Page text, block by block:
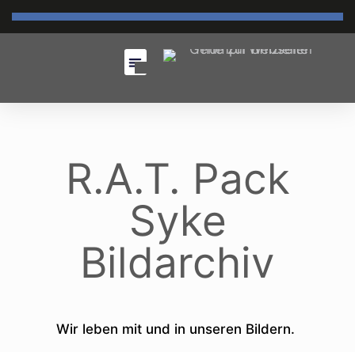
R.A.T. Pack
Syke
Bildarchiv
Wir leben mit und in unseren Bildern.